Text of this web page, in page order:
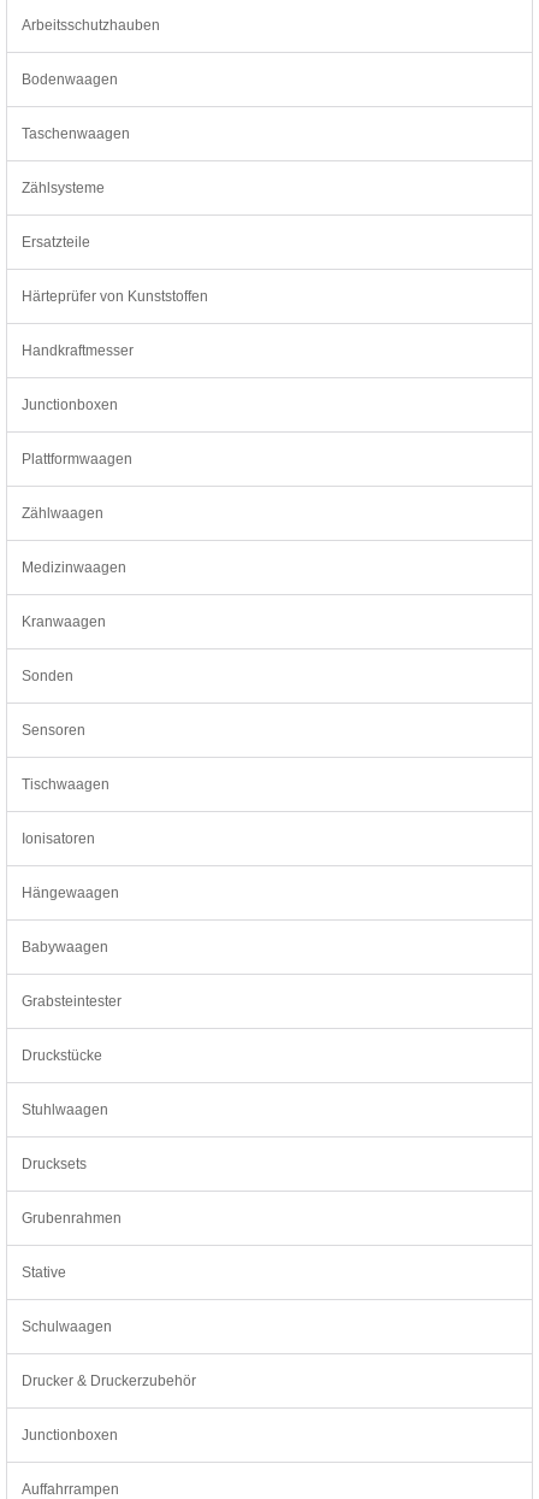
Arbeitsschutzhauben
Bodenwaagen
Taschenwaagen
Zählsysteme
Ersatzteile
Härteprüfer von Kunststoffen
Handkraftmesser
Junctionboxen
Plattformwaagen
Zählwaagen
Medizinwaagen
Kranwaagen
Sonden
Sensoren
Tischwaagen
Ionisatoren
Hängewaagen
Babywaagen
Grabsteintester
Druckstücke
Stuhlwaagen
Drucksets
Grubenrahmen
Stative
Schulwaagen
Drucker & Druckerzubehör
Junctionboxen
Auffahrrampen